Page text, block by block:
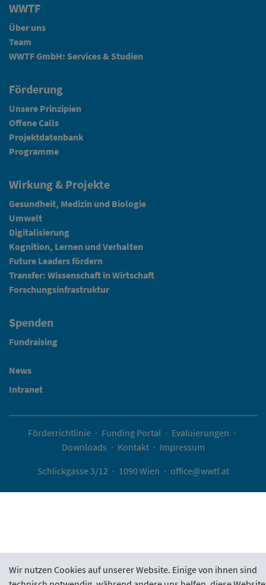
WWTF
Über uns
Team
WWTF GmbH: Services & Studien
Förderung
Unsere Prinzipien
Offene Calls
Projektdatenbank
Programme
Wirkung & Projekte
Gesundheit, Medizin und Biologie
Umwelt
Digitalisierung
Kognition, Lernen und Verhalten
Future Leaders fördern
Transfer: Wissenschaft in Wirtschaft
Forschungsinfrastruktur
Spenden
Fundraising
News
Intranet
Förderrichtlinie · Funding Portal · Evaluierungen ·
Downloads · Kontakt · Impressum
Schlickgasse 3/12 · 1090 Wien · office@wwtf.at
Wir nutzen Cookies auf unserer Website. Einige von ihnen sind